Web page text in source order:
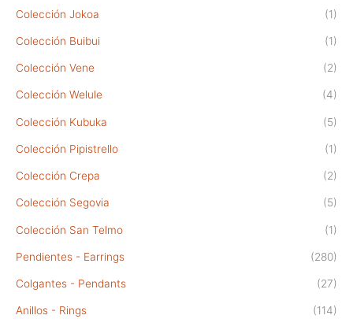
Colección Jokoa (1)
Colección Buibui (1)
Colección Vene (2)
Colección Welule (4)
Colección Kubuka (5)
Colección Pipistrello (1)
Colección Crepa (2)
Colección Segovia (5)
Colección San Telmo (1)
Pendientes - Earrings (280)
Colgantes - Pendants (27)
Anillos - Rings (114)